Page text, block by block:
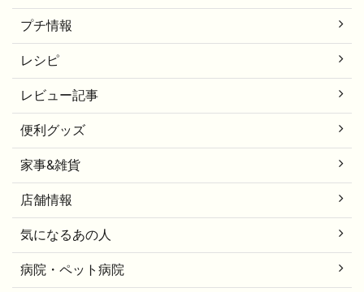
プチ情報
レシピ
レビュー記事
便利グッズ
家事&雑貨
店舗情報
気になるあの人
病院・ペット病院